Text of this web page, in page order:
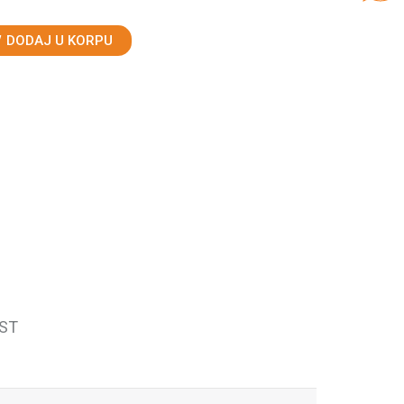
DODAJ U KORPU